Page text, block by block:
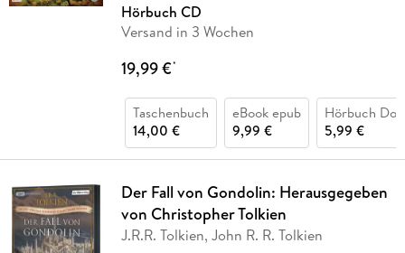
Hörbuch CD
Versand in 3 Wochen
19,99 €*
Taschenbuch
14,00 €
eBook epub
9,99 €
Hörbuch
5,99 €
Der Fall von Gondolin: Herausgegeben
von Christopher Tolkien
J.R.R. Tolkien, John R. R. Tolkien